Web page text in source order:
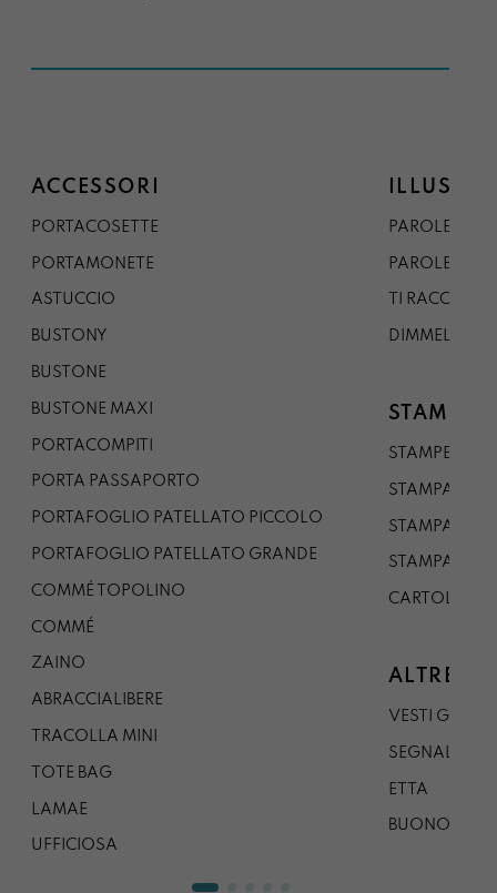
ACCESSORI
PORTACOSETTE
PORTAMONETE
ASTUCCIO
BUSTONY
BUSTONE
BUSTONE MAXI
PORTACOMPITI
PORTA PASSAPORTO
PORTAFOGLIO PATELLATO PICCOLO
PORTAFOGLIO PATELLATO GRANDE
COMMÉ TOPOLINO
COMMÉ
ZAINO
ABRACCIALIBERE
TRACOLLA MINI
TOTE BAG
LAMAE
UFFICIOSA
PAROLE DAL
PAROLE DA
TI
DIMMELO
STAMPE
STAMPE A5
STAMPA A3
STAMPA A1
STAMPA A0
CARTOLINA
ALTRE
VESTI
SEGNALIBRO
ETTA
BUONO